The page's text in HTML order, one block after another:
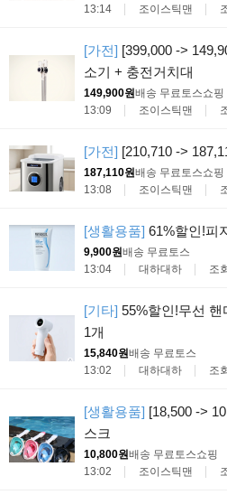
13:14
조이스틱맨
[가전] [399,000 ->
소기 + 충전거치대
149,900원배송 무료토스쇼핑
13:09
조이스틱맨
[가전] [210,710 ->
187,110원배송 무료토스쇼핑
13:08
조이스틱맨
[생활용품] 61%할인!피
9,900원배송 무료토스
13:04
대하대하 조
[기타] 55%할인!무선 핸
1개
15,840원배송 무료토스
13:02
대하대하 조
[생활용품] [18,500 ->
스크
10,800원배송 무료토스쇼핑
13:02
조이스틱맨